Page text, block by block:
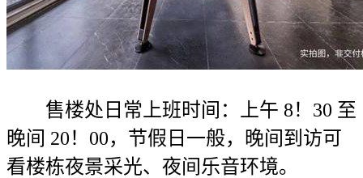
售楼处日常上班时间：上午 8！30 至
晚间 20！00，节假日一般，晚间到访可
看楼栋夜景采光、夜间乐音环境。